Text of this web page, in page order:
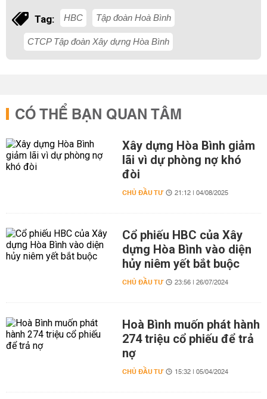
Tag: HBC Tập đoàn Hoà Bình
CTCP Tập đoàn Xây dựng Hòa Bình
CÓ THỂ BẠN QUAN TÂM
Xây dựng Hòa Bình giảm
lãi vì dự phòng nợ khó
đòi
CHỦ ĐẦU TƯ 21:12 | 04/08/2025
Cổ phiếu HBC của Xây
dựng Hòa Bình vào diện
hủy niêm yết bắt buộc
CHỦ ĐẦU TƯ 23:56 | 26/07/2024
Hoà Bình muốn phát hành
274 triệu cổ phiếu để trả
nợ
CHỦ ĐẦU TƯ 15:32 | 05/04/2024